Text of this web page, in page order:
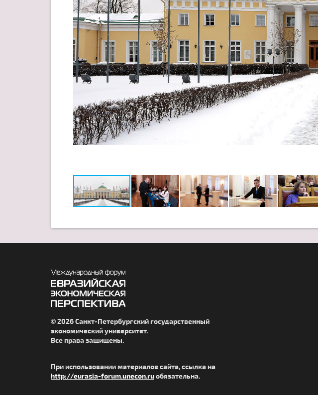
© 2026 Санкт-Петербургский государственный
экономический университет.
Все права защищены.
При использовании материалов сайта, ссылка на
http://eurasia-forum.unecon.ruобязательна.